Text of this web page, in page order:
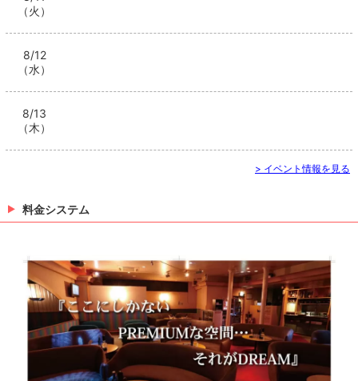
（火）
8/12
（水）
8/13
（木）
> イベント情報を見る
料金システム